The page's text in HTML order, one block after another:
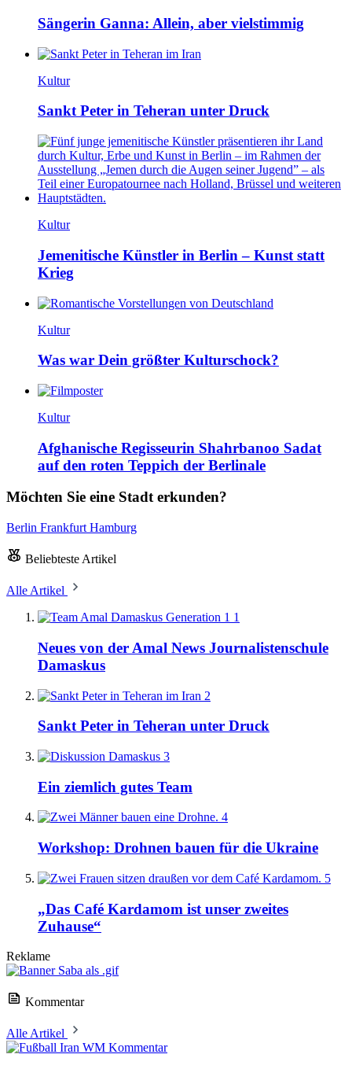
Sängerin Ganna: Allein, aber vielstimmig
Kultur
Sankt Peter in Teheran unter Druck
Kultur
Jemenitische Künstler in Berlin – Kunst statt
Krieg
Kultur
Was war Dein größter Kulturschock?
Kultur
Afghanische Regisseurin Shahrbanoo Sadat
auf den roten Teppich der Berlinale
Möchten Sie eine Stadt erkunden?
Berlin Frankfurt Hamburg
Beliebteste Artikel
Alle Artikel
1
Neues von der Amal News Journalistenschule
Damaskus
2
Sankt Peter in Teheran unter Druck
3
Ein ziemlich gutes Team
4
Workshop: Drohnen bauen für die Ukraine
5
„Das Café Kardamom ist unser zweites
Zuhause“
Reklame
Kommentar
Alle Artikel
Kommentar